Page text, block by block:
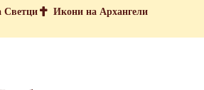
Светци Икони на Архангели